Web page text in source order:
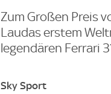
Zum Großen Preis
Laudas erstem
legendären Ferrari
Sky Sport